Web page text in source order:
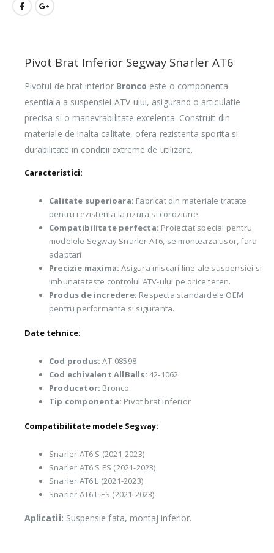
Pivot Brat Inferior Segway Snarler AT6
Pivotul de brat inferior Bronco este o componenta
esentiala a suspensiei ATV-ului, asigurand o articulatie
precisa si o manevrabilitate excelenta. Construit din
materiale de inalta calitate, ofera rezistenta sporita si
durabilitate in conditii extreme de utilizare.
Caracteristici:
Calitate superioara: Fabricat din materiale tratate
pentru rezistenta la uzura si coroziune.
Compatibilitate perfecta: Proiectat special pentru
modelele Segway Snarler AT6, se monteaza usor, fara
adaptari.
Precizie maxima: Asigura miscari line ale suspensiei si
imbunatateste controlul ATV-ului pe orice teren.
Produs de incredere: Respecta standardele OEM
pentru performanta si siguranta.
Date tehnice:
Cod produs: AT-08598
Cod echivalent AllBalls: 42-1062
Producator: Bronco
Tip componenta: Pivot brat inferior
Compatibilitate modele Segway:
Snarler AT6 S (2021-2023)
Snarler AT6 S ES (2021-2023)
Snarler AT6 L (2021-2023)
Snarler AT6 L ES (2021-2023)
Aplicatii: Suspensie fata, montaj inferior.